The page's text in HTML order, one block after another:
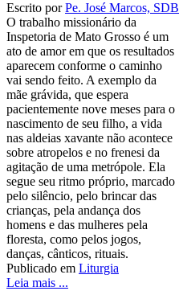
Escrito porPe. José Marcos, SDB
O trabalho missionário da
Inspetoria de Mato Grosso é um
ato de amor em que os resultados
aparecem conforme o caminho
vai sendo feito. A exemplo da
mãe grávida, que espera
pacientemente nove meses para o
nascimento de seu filho, a vida
nas aldeias xavante não acontece
sobre atropelos e no frenesi da
agitação de uma metrópole. Ela
segue seu ritmo próprio, marcado
pelo silêncio, pelo brincar das
crianças, pela andança dos
homens e das mulheres pela
floresta, como pelos jogos,
danças, cânticos, rituais.
Publicado em Liturgia
Leia mais ...